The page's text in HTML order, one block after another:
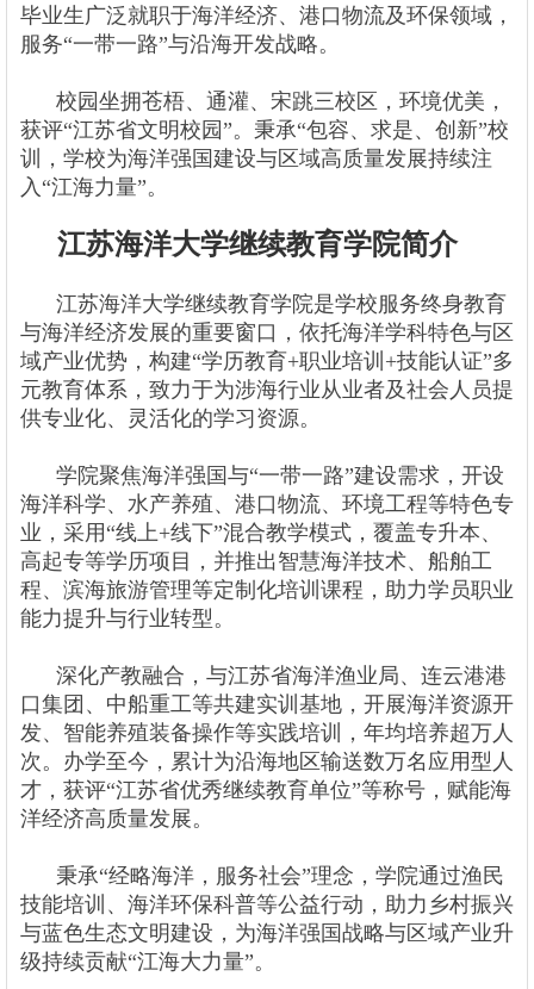
毕业生广泛就职于海洋经济、港口物流及环保领域，
服务“一带一路”与沿海开发战略。
校园坐拥苍梧、通灌、宋跳三校区，环境优美，
获评“江苏省文明校园”。秉承“包容、求是、创新”校
训，学校为海洋强国建设与区域高质量发展持续注
入“江海力量”。
江苏海洋大学继续教育学院简介
江苏海洋大学继续教育学院是学校服务终身教育
与海洋经济发展的重要窗口，依托海洋学科特色与区
域产业优势，构建“学历教育+职业培训+技能认证”多
元教育体系，致力于为涉海行业从业者及社会人员提
供专业化、灵活化的学习资源。
学院聚焦海洋强国与“一带一路”建设需求，开设
海洋科学、水产养殖、港口物流、环境工程等特色专
业，采用“线上+线下”混合教学模式，覆盖专升本、
高起专等学历项目，并推出智慧海洋技术、船舶工
程、滨海旅游管理等定制化培训课程，助力学员职业
能力提升与行业转型。
深化产教融合，与江苏省海洋渔业局、连云港港
口集团、中船重工等共建实训基地，开展海洋资源开
发、智能养殖装备操作等实践培训，年均培养超万人
次。办学至今，累计为沿海地区输送数万名应用型人
才，获评“江苏省优秀继续教育单位”等称号，赋能海
洋经济高质量发展。
秉承“经略海洋，服务社会”理念，学院通过渔民
技能培训、海洋环保科普等公益行动，助力乡村振兴
与蓝色生态文明建设，为海洋强国战略与区域产业升
级持续贡献“江海大力量”。